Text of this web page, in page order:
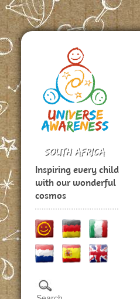
Inspiring every child
with our wonderful
cosmos